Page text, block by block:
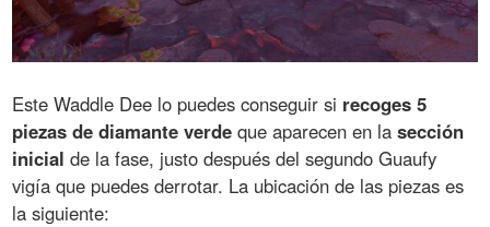
Este Waddle Dee lo puedes conseguir si recoges 5
piezas de diamante verde que aparecen en lasección
inicial de la fase, justo después del segundo Guaufy
vigía que puedes derrotar. La ubicación de las piezas es
la siguiente: